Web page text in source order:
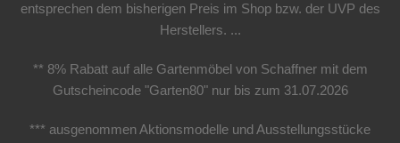
entsprechen dem bisherigen Preis im Shop bzw. der UVP des
Herstellers. ...
** 8% Rabatt auf alle Gartenmöbel von Schaffner mit dem
Gutscheincode "Garten80" nur bis zum 31.07.2026
*** ausgenommen Aktionsmodelle und Ausstellungsstücke